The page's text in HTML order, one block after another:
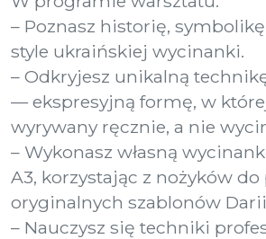
– Poznasz historię,
style ukraińskiej wycinanki.
– Odkryjesz unikalną
— ekspresyjną formę, w
wyrywany ręcznie, a nie
– Wykonasz własną
A3, korzystając z nożyków
oryginalnych szablonów
– Nauczysz się techniki